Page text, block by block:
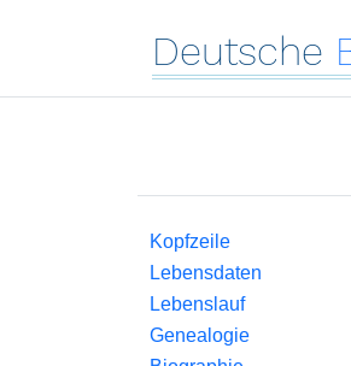
Deutsche
Kopfzeile
Lebensdaten
Lebenslauf
Genealogie